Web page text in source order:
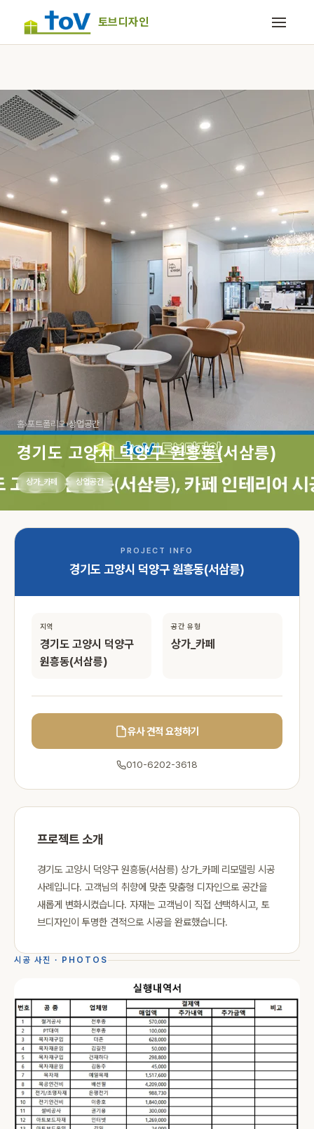
토브디자인
홈›포트폴리오›상업공간
경기도 고양시 덕양구 원흥동(서삼릉)
상가_카페 상업공간
PROJECT INFO
경기도 고양시 덕양구 원흥동(서삼릉)
지역
경기도 고양시 덕양구
원흥동(서삼릉)
공간 유형
상가_카페
유사 견적 요청하기
010-6202-3618
프로젝트 소개
경기도 고양시 덕양구 원흥동(서삼릉) 상가_카페 리모델링 시공
사례입니다. 고객님의 취향에 맞춘 맞춤형 디자인으로 공간을
새롭게 변화시켰습니다. 자재는 고객님이 직접 선택하시고, 토
브디자인이 투명한 견적으로 시공을 완료했습니다.
시공 사진 · PHOTOS